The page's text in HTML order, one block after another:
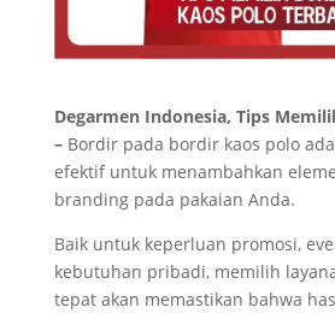
Degarmen Indonesia, Tips
–Bordir pada bordir kaos polo
efektif untuk menambahkan
branding pada pakaian Anda.
Baik untuk keperluan promosi,
kebutuhan pribadi, memilih
tepat akan memastikan bahwa